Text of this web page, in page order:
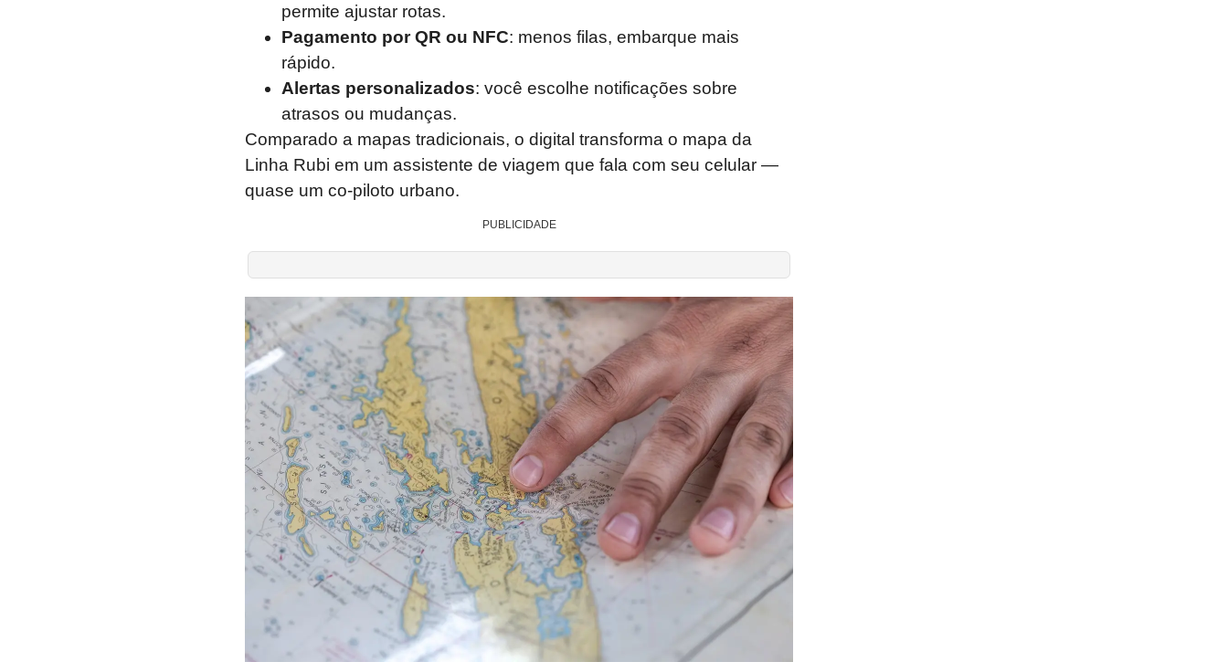
permite ajustar rotas.
Pagamento por QR ou NFC: menos filas, embarque mais
rápido.
Alertas personalizados: você escolhe notificações sobre
atrasos ou mudanças.
Comparado a mapas tradicionais, o digital transforma o mapa da
Linha Rubi em um assistente de viagem que fala com seu celular —
quase um co-piloto urbano.
PUBLICIDADE